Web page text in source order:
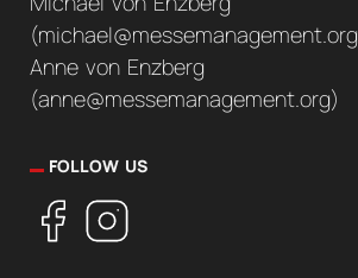
(michael@messemanagement.org
Anne von Enzberg
(anne@messemanagement.org)
FOLLOW US